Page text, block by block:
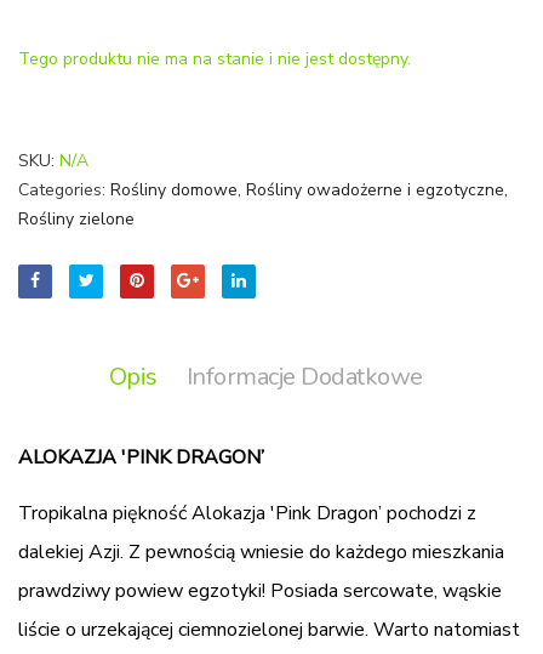
Tego produktu nie ma na stanie i nie jest dostępny.
SKU: N/A
Categories: Rośliny domowe, Rośliny owadożerne i egzotyczne,
Rośliny zielone
Opis Informacje Dodatkowe
ALOKAZJA 'PINK DRAGON’
Tropikalna piękność Alokazja 'Pink Dragon’ pochodzi z
dalekiej Azji. Z pewnością wniesie do każdego mieszkania
prawdziwy powiew egzotyki! Posiada sercowate, wąskie
liście o urzekającej ciemnozielonej barwie. Warto natomiast